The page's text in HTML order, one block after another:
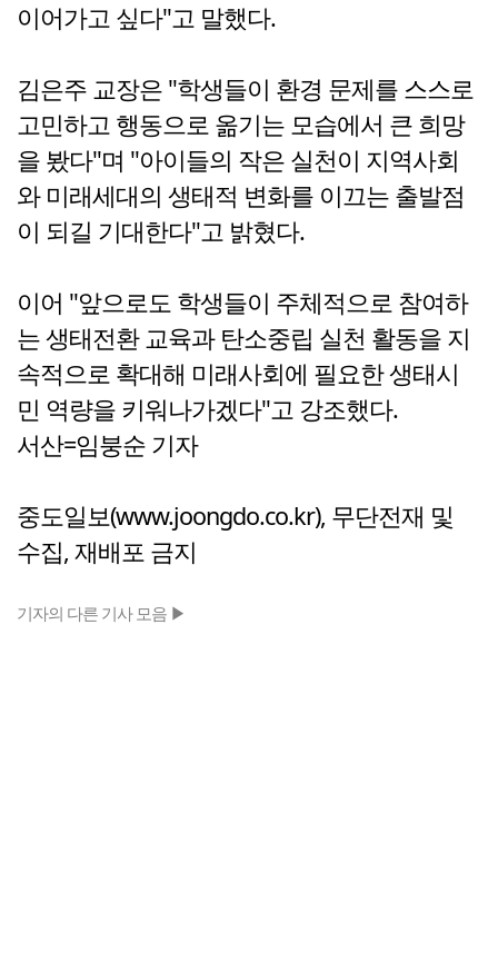
이어가고 싶다"고 말했다.
김은주 교장은 "학생들이 환경 문제를 스스로
고민하고 행동으로 옮기는 모습에서 큰 희망
을 봤다"며 "아이들의 작은 실천이 지역사회
와 미래세대의 생태적 변화를 이끄는 출발점
이 되길 기대한다"고 밝혔다.
이어 "앞으로도 학생들이 주체적으로 참여하
는 생태전환 교육과 탄소중립 실천 활동을 지
속적으로 확대해 미래사회에 필요한 생태시
민 역량을 키워나가겠다"고 강조했다.
서산=임붕순 기자
중도일보(www.joongdo.co.kr), 무단전재 및
수집, 재배포 금지
기자의 다른 기사 모음 ▶